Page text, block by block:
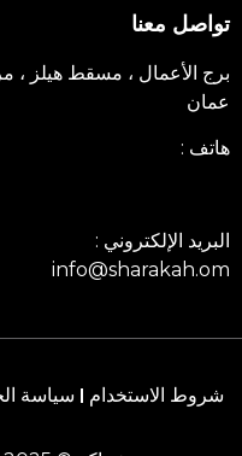
تواصل معنا
برج الأعمال ، مسقط هيلز ،
عمان
هاتف :
البريد الإلكتروني :
info@sharakah.om
شروط الاستخدام سياسة